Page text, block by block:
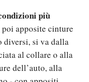
più
poi apposite cinture
diversi, si va dalla
al collare o alla
dell’auto, alla